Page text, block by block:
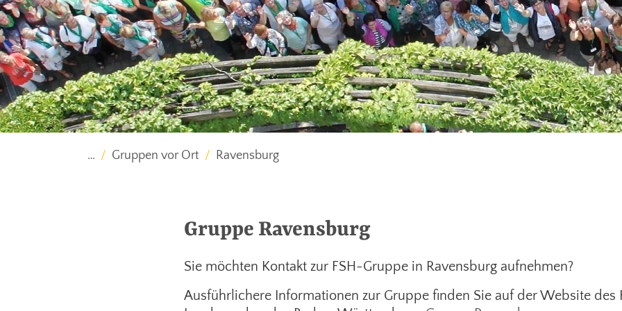
… Gruppen vor Ort Ravensburg
Gruppe Ravensburg
Sie möchten Kontakt zur FSH-Gruppe in Ravensburg aufnehmen?
Ausführlichere Informationen zur Gruppe finden Sie auf der Website des